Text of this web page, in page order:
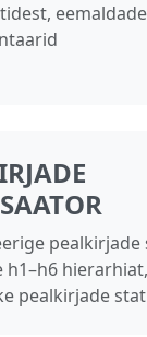
pealkirjade